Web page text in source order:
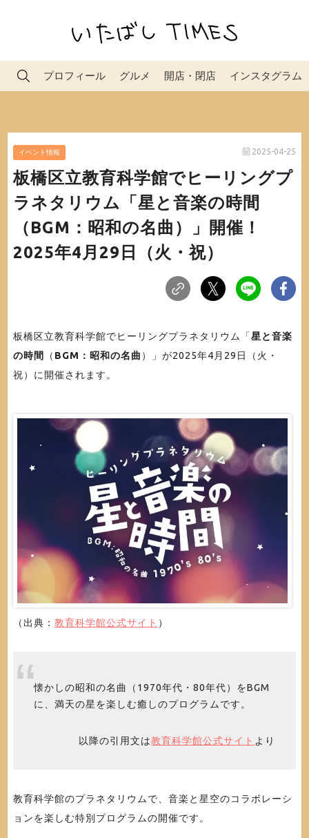
プロフィール グルメ 開店・閉店 インスタグラム
イベント情報 2025-04-25
板橋区立教育科学館でヒーリングプ
ラネタリウム「星と音楽の時間
（BGM：昭和の名曲）」開催！
2025年4月29日（火・祝）
板橋区立教育科学館でヒーリングプラネタリウム「星と音楽
の時間
（ BGM：昭和の名曲 ）」が2025年4月29日（火・
祝）に開催されます。
（出典： 教育科学館公式サイト ）
懐かしの昭和の名曲（1970年代・80年代）をBGM
に、満天の星を楽しむ癒しのプログラムです。
以降の引用文は教育科学館公式サイト より
教育科学館のプラネタリウムで、音楽と星空のコラボレーシ
ョンを楽しむ特別プログラムの開催です。